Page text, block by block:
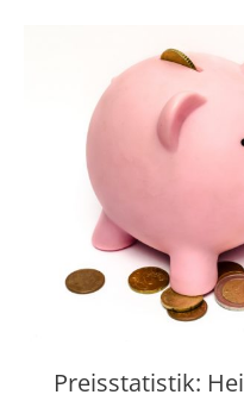
Preisstatistik: